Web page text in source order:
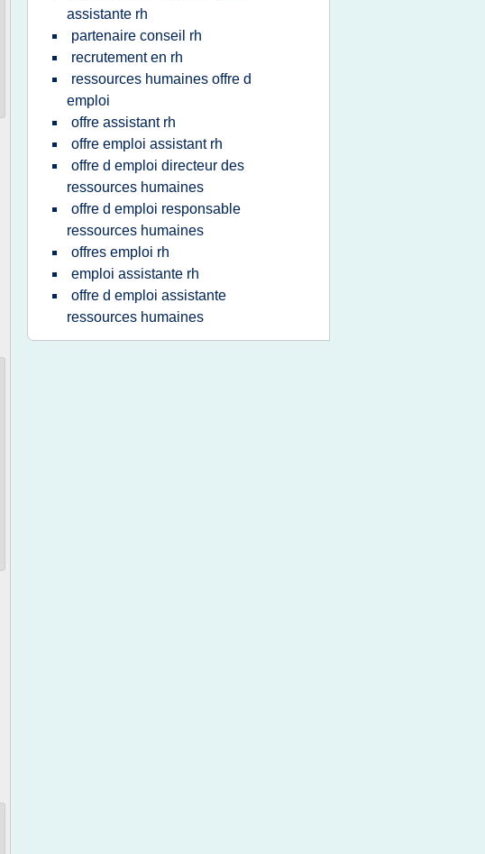
assistante rh
partenaire conseil rh
recrutement en rh
ressources humaines offre d
emploi
offre assistant rh
offre emploi assistant rh
offre d emploi directeur des
ressources humaines
offre d emploi responsable
ressources humaines
offres emploi rh
emploi assistante rh
offre d emploi assistante
ressources humaines